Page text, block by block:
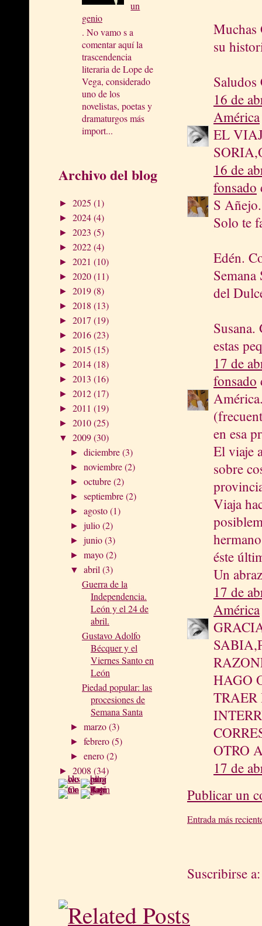
un
genio
. No vamo s a
comentar aquí la
trascendencia
literaria de Lope de
Vega, considerado
uno de los
novelistas, poetas y
dramaturgos más
import...
Archivo del blog
► 2025 (1)
► 2024(4)
► 2023 (5)
► 2022(4)
► 2021 (10)
► 2020(11)
► 2019(8)
► 2018 (13)
► 2017 (19)
► 2016(23)
► 2015 (15)
► 2014(18)
► 2013 (16)
► 2012(17)
► 2011 (19)
► 2010(25)
▼ 2009(30)
►diciembre(3)
►noviembre(2)
►octubre(2)
►septiembre(2)
►agosto(1)
►julio(2)
►junio(3)
►mayo(2)
▼abril(3)
Guerra de la
Independencia.
León y el 24 de
abril.
Gustavo Adolfo
Bécquer y el
Viernes Santo en
León
Piedad popular: las
procesiones de
Semana Santa
►marzo(3)
►febrero(5)
►enero(2)
► 2008 (34)
Muchas
su
Saludos
16 de
América
EL
16 de
fonsado
S
Solo te
Edén.
del
estas
17 de
fonsado
en esa
El viaje
sobre
Viaja
éste
Un
17 de
América
HAGO
OTRO
17 de
Publicar un
Entrada más
Suscribirse